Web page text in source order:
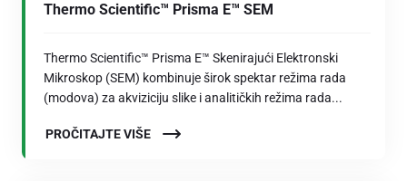
Thermo Scientific™ Prisma E™ SEM
Thermo Scientific™ Prisma E™ Skenirajući Elektronski
Mikroskop (SEM) kombinuje širok spektar režima rada
(modova) za akviziciju slike i analitičkih režima rada...
PROČITAJTE VIŠE